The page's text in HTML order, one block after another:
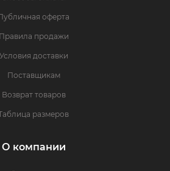
оферта
Правила продажи
Условия доставки
Поставщикам
Возврат товаров
размеров
О компании